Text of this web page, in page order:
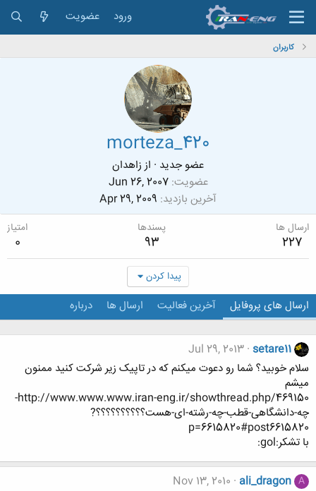
ورود عضویت
کاربران
morteza_420
عضو جدید · از زاهدان
عضویت Jun 26, 2007
آخرین بازدید Apr 29, 2009
ارسال ها
227
پسندها
93
امتیاز
0
پیدا کردن
ارسال های پروفایل آخرین فعالیت ارسال ها درباره
setare11
Jul 29, 2013
سلام خوبید؟ شما رو دعوت میکنم که در تاپیک زیر شرکت کنید ممنون
میشم
http://www.www.www.iran-eng.ir/showthread.php/469150-
چه-دانشگاهی-قطب-چه-رشته-ای-هست؟؟؟؟؟؟؟؟؟؟?
p=6615820#post6615820
با تشکر:gol:
A
ali_dragon
Nov 13, 2010